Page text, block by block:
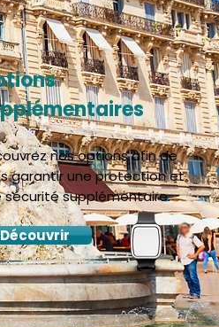
nos options afin de
garantir une protection et
sécurité supplémentaire.
Découvrir